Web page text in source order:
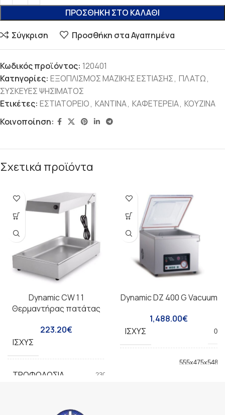
ΠΡΟΣΘΉΚΗ ΣΤΟ ΚΑΛΆΘΙ
Σύγκριση Προσθήκη στα Αγαπημένα
Κωδικός προϊόντος: 120401
Κατηγορίες: ΕΞΟΠΛΙΣΜΟΣ ΜΑΖΙΚΗΣ ΕΣΤΙΑΣΗΣ, ΠΛΑΤΩ,
ΣΥΣΚΕΥΕΣ ΨΗΣΙΜΑΤΟΣ
Ετικέτες: ΕΣΤΙΑΤΟΡΕΙΟ, ΚΑΝΤΙΝΑ, ΚΑΦΕΤΕΡΕΙΑ, ΚΟΥΖΙΝΑ
Κοινοποίηση:
Σχετικά προϊόντα
Dynamic CW 1 1
Θερμαντήρας πατάτας
223.20€
ΙΣΧΎΣ
ΤΡΟΦΟΔΟΣΊΑ 230V/50HZ
Dynamic DZ 400 G Vacuum
1,488.00€
ΙΣΧΎΣ